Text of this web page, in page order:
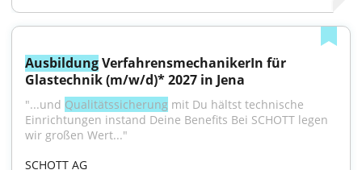
Ausbildung VerfahrensmechanikerIn für
Glastechnik (m/w/d)* 2027 in Jena
"...und Qualitätssicherung mit Du hältst technische
Einrichtungen instand Deine Benefits Bei SCHOTT legen
wir großen Wert..."
SCHOTT AG